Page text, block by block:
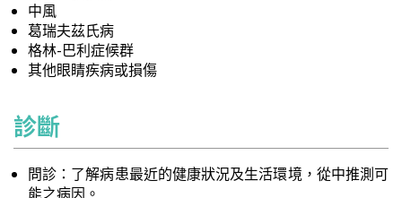
中風
葛瑞夫茲氏病
格林-巴利症候群
其他眼睛疾病或損傷
診斷
問診：了解病患最近的健康狀況及生活環境，從中推測可
能之病因。